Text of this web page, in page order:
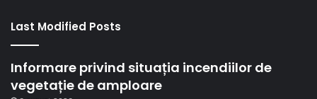
Last Modified Posts
Informare privind situația incendiilor de
vegetație de amploare